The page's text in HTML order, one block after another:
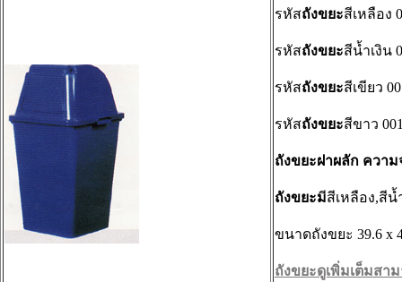
รหัสถังขยะสีเหลือง
รหัสถังขยะสีน้ำเงิน
รหัสถังขยะสีเขียว
รหัสถังขยะสีขาว
ถังขยะฝาผลัก ความ
ถังขยะมสีเหลือง,สีน้
ขนาดถังขยะ 39.6 x
ถังขยะดูเพิ่มเต็มสา